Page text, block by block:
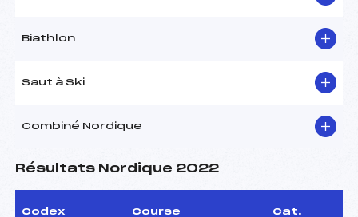
Biathlon
Saut à Ski
Combiné Nordique
Résultats Nordique 2022
Codex Course Cat.